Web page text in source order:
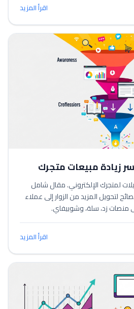
اقرأ المزيد
زيادة مبيعات متجرك
لمتجرك الإلكتروني. مقال شامل
لتحويل المزيد من الزوار إلى عملاء
منصات زد، سلة، وشوبيفاي.
اقرأ المزيد